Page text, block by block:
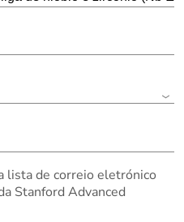
lista de correio eletrónico
Stanford Advanced